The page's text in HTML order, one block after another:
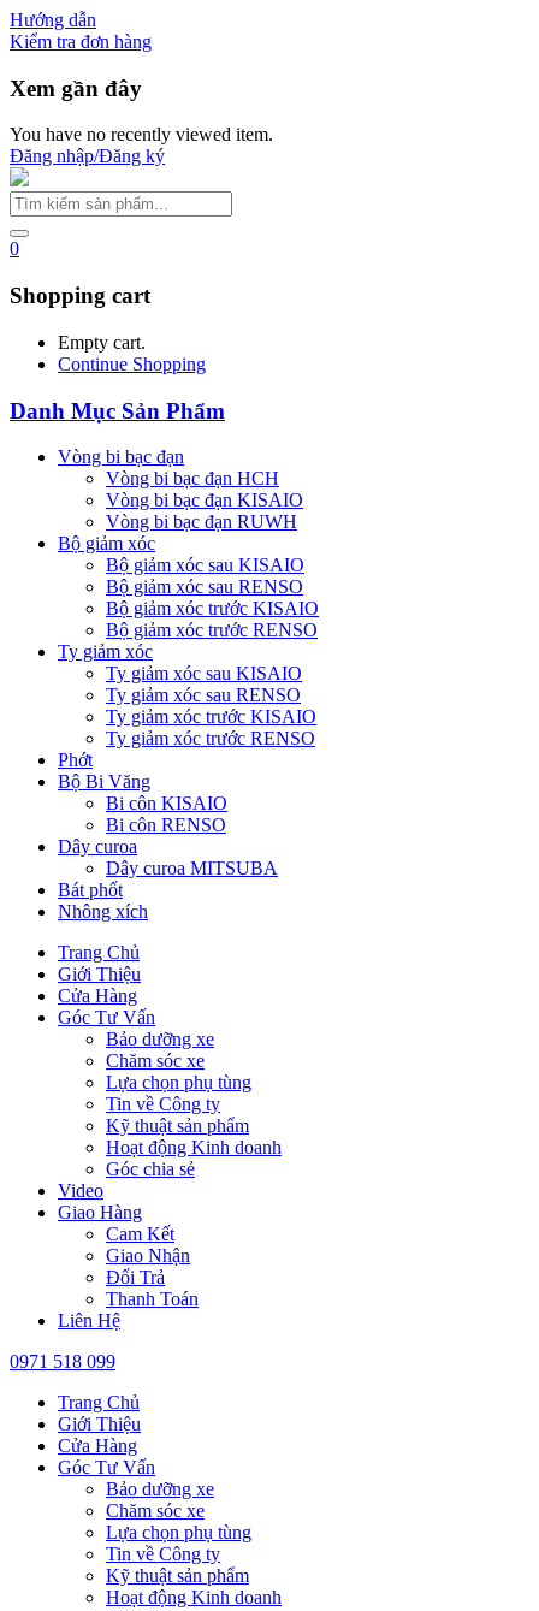
Hướng dẫn
Kiểm tra đơn hàng
Xem gần đây
You have no recently viewed item.
Đăng nhập/Đăng ký
0
Shopping cart
Empty cart.
Continue Shopping
Danh Mục Sản Phẩm
Vòng bi bạc đạn
Vòng bi bạc đạn HCH
Vòng bi bạc đạn KISAIO
Vòng bi bạc đạn RUWH
Bộ giảm xóc
Bộ giảm xóc sau KISAIO
Bộ giảm xóc sau RENSO
Bộ giảm xóc trước KISAIO
Bộ giảm xóc trước RENSO
Ty giảm xóc
Ty giảm xóc sau KISAIO
Ty giảm xóc sau RENSO
Ty giảm xóc trước KISAIO
Ty giảm xóc trước RENSO
Phớt
Bộ Bi Văng
Bi côn KISAIO
Bi côn RENSO
Dây curoa
Dây curoa MITSUBA
Bát phốt
Nhông xích
Trang Chủ
Giới Thiệu
Cửa Hàng
Góc Tư Vấn
Bảo dưỡng xe
Chăm sóc xe
Lựa chọn phụ tùng
Tin về Công ty
Kỹ thuật sản phẩm
Hoạt động Kinh doanh
Góc chia sẻ
Video
Giao Hàng
Cam Kết
Giao Nhận
Đổi Trả
Thanh Toán
Liên Hệ
0971 518 099
Trang Chủ
Giới Thiệu
Cửa Hàng
Góc Tư Vấn
Bảo dưỡng xe
Chăm sóc xe
Lựa chọn phụ tùng
Tin về Công ty
Kỹ thuật sản phẩm
Hoạt động Kinh doanh